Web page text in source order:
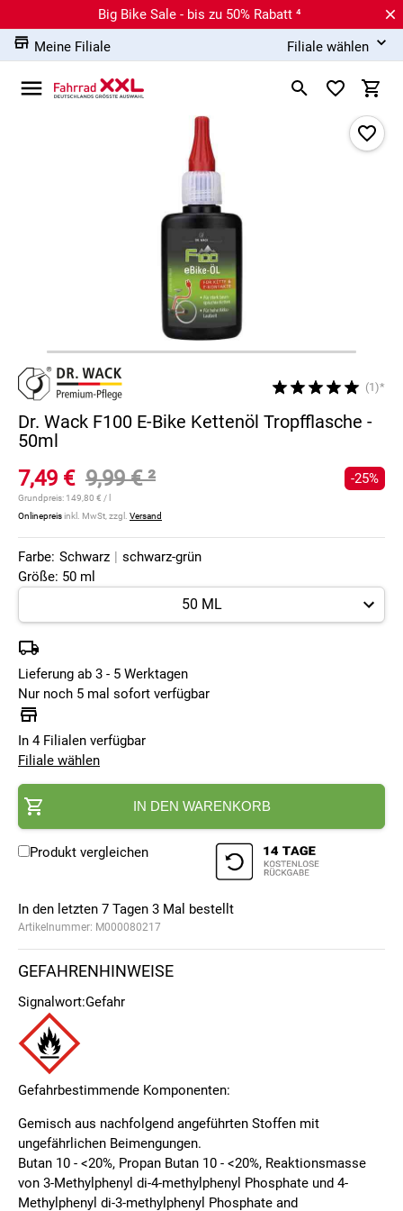
Big Bike Sale - bis zu 50% Rabatt ⁴
Meine Filiale
Filiale wählen
(1)*
Dr. Wack F100 E-Bike Kettenöl Tropfflasche -
50ml
7,49 € 9,99 €²
Grundpreis: 149,80 € / l
Onlinepreisinkl. MwSt, zzgl. Versand
-25%
Farbe: Schwarz | schwarz-grün
Größe: 50 ml
Lieferung ab 3 - 5 Werktagen
Nur noch 5 mal sofort verfügbar
In 4 Filialen verfügbar
Filiale wählen
IN DEN WARENKORB
Produkt vergleichen
In den letzten 7 Tagen 3 Mal bestellt
Artikelnummer: M000080217
GEFAHRENHINWEISE
Signalwort:Gefahr
Gefahrbestimmende Komponenten:
Gemisch aus nachfolgend angeführten Stoffen mit
ungefährlichen Beimengungen.
Butan 10 - <20%, Propan Butan 10 - <20%, Reaktionsmasse
von 3-Methylphenyl di-4-methylphenyl Phosphate und 4-
Methylphenyl di-3-methylphenyl Phosphate and